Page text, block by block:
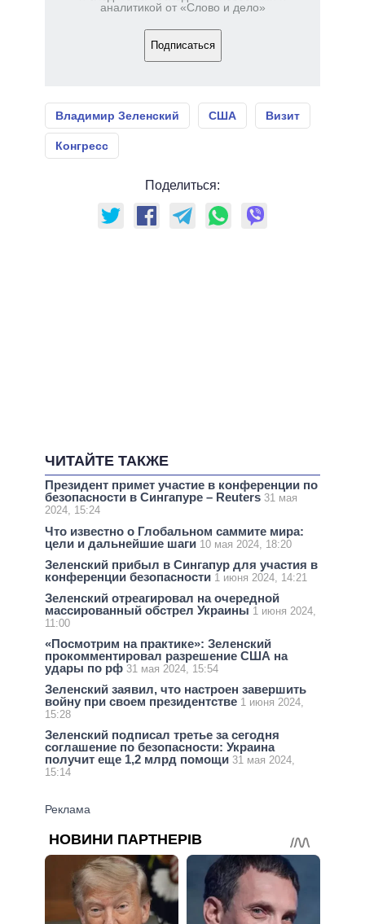
аналитикой от «Слово и дело»
Подписаться
Владимир Зеленский США Визит
Конгресс
Поделиться:
ЧИТАЙТЕ ТАКЖЕ
Президент примет участие в конференции по
безопасности в Сингапуре – Reuters 31 мая
2024, 15:24
Что известно о Глобальном саммите мира:
цели и дальнейшие шаги 10 мая 2024, 18:20
Зеленский прибыл в Сингапур для участия в
конференции безопасности 1 июня 2024, 14:21
Зеленский отреагировал на очередной
массированный обстрел Украины 1 июня 2024,
11:00
«Посмотрим на практике»: Зеленский
прокомментировал разрешение США на
удары по рф 31 мая 2024, 15:54
Зеленский заявил, что настроен завершить
войну при своем президентстве 1 июня 2024,
15:28
Зеленский подписал третье за сегодня
соглашение по безопасности: Украина
получит еще 1,2 млрд помощи 31 мая 2024,
15:14